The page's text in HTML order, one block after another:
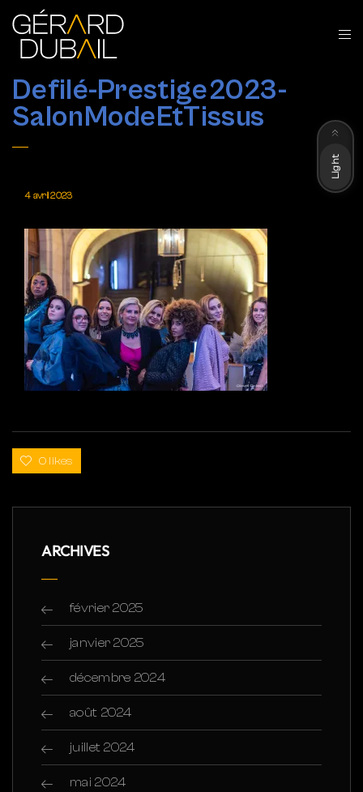
Defilé-Prestige2023-
SalonModeEtTissus
4 avril 2023
0 likes
ARCHIVES
février 2025
janvier 2025
décembre 2024
août 2024
juillet 2024
mai 2024
Light
Dark